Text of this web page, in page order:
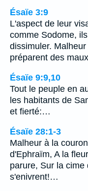
Ésaïe 3:9
L'aspect de leur
comme Sodome,
dissimuler.
préparent des
Ésaïe 9:9,10
Tout le peuple en
les habitants de
et fierté:…
Ésaïe 28:1-3
Malheur à la
d'Ephraïm, A la
parure, Sur la cime
s'enivrent!…